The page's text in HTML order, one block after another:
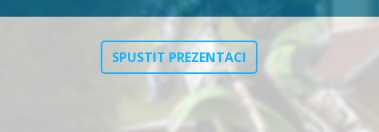
SPUSTIT PREZENTACI